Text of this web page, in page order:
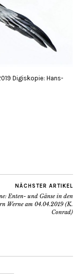
Digiskopie: Hans-
NÄCHSTER ARTIKEL
Enten- und Gänse in den
Werne am 04.04.2019 (K.
Conrad)